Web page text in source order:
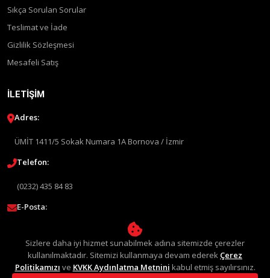
Sıkça Sorulan Sorular
Teslimat ve İade
Gizlilik Sözleşmesi
Mesafeli Satış
İLETIŞIM
Adres:
ÜMİT 1411/5 Sokak Numara 1A Bornova / İzmir
Telefon:
(0232) 435 84 83
E-Posta:
Sizlere daha iyi hizmet sunabilmek adına sitemizde çerezler
kullanılmaktadır. Sitemizi kullanmaya devam ederek Çerez
Politikamızı ve KVKK Aydınlatma Metnini kabul etmiş sayılırsınız.